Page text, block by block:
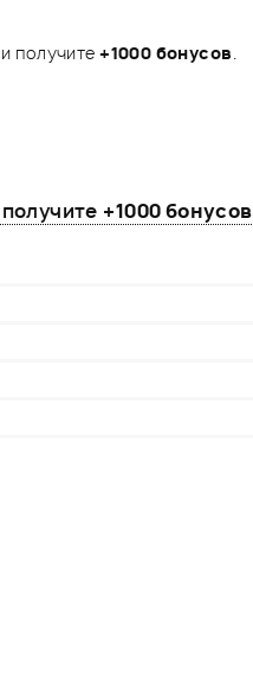
получите+1000 бонусов.
+1000 бонусов